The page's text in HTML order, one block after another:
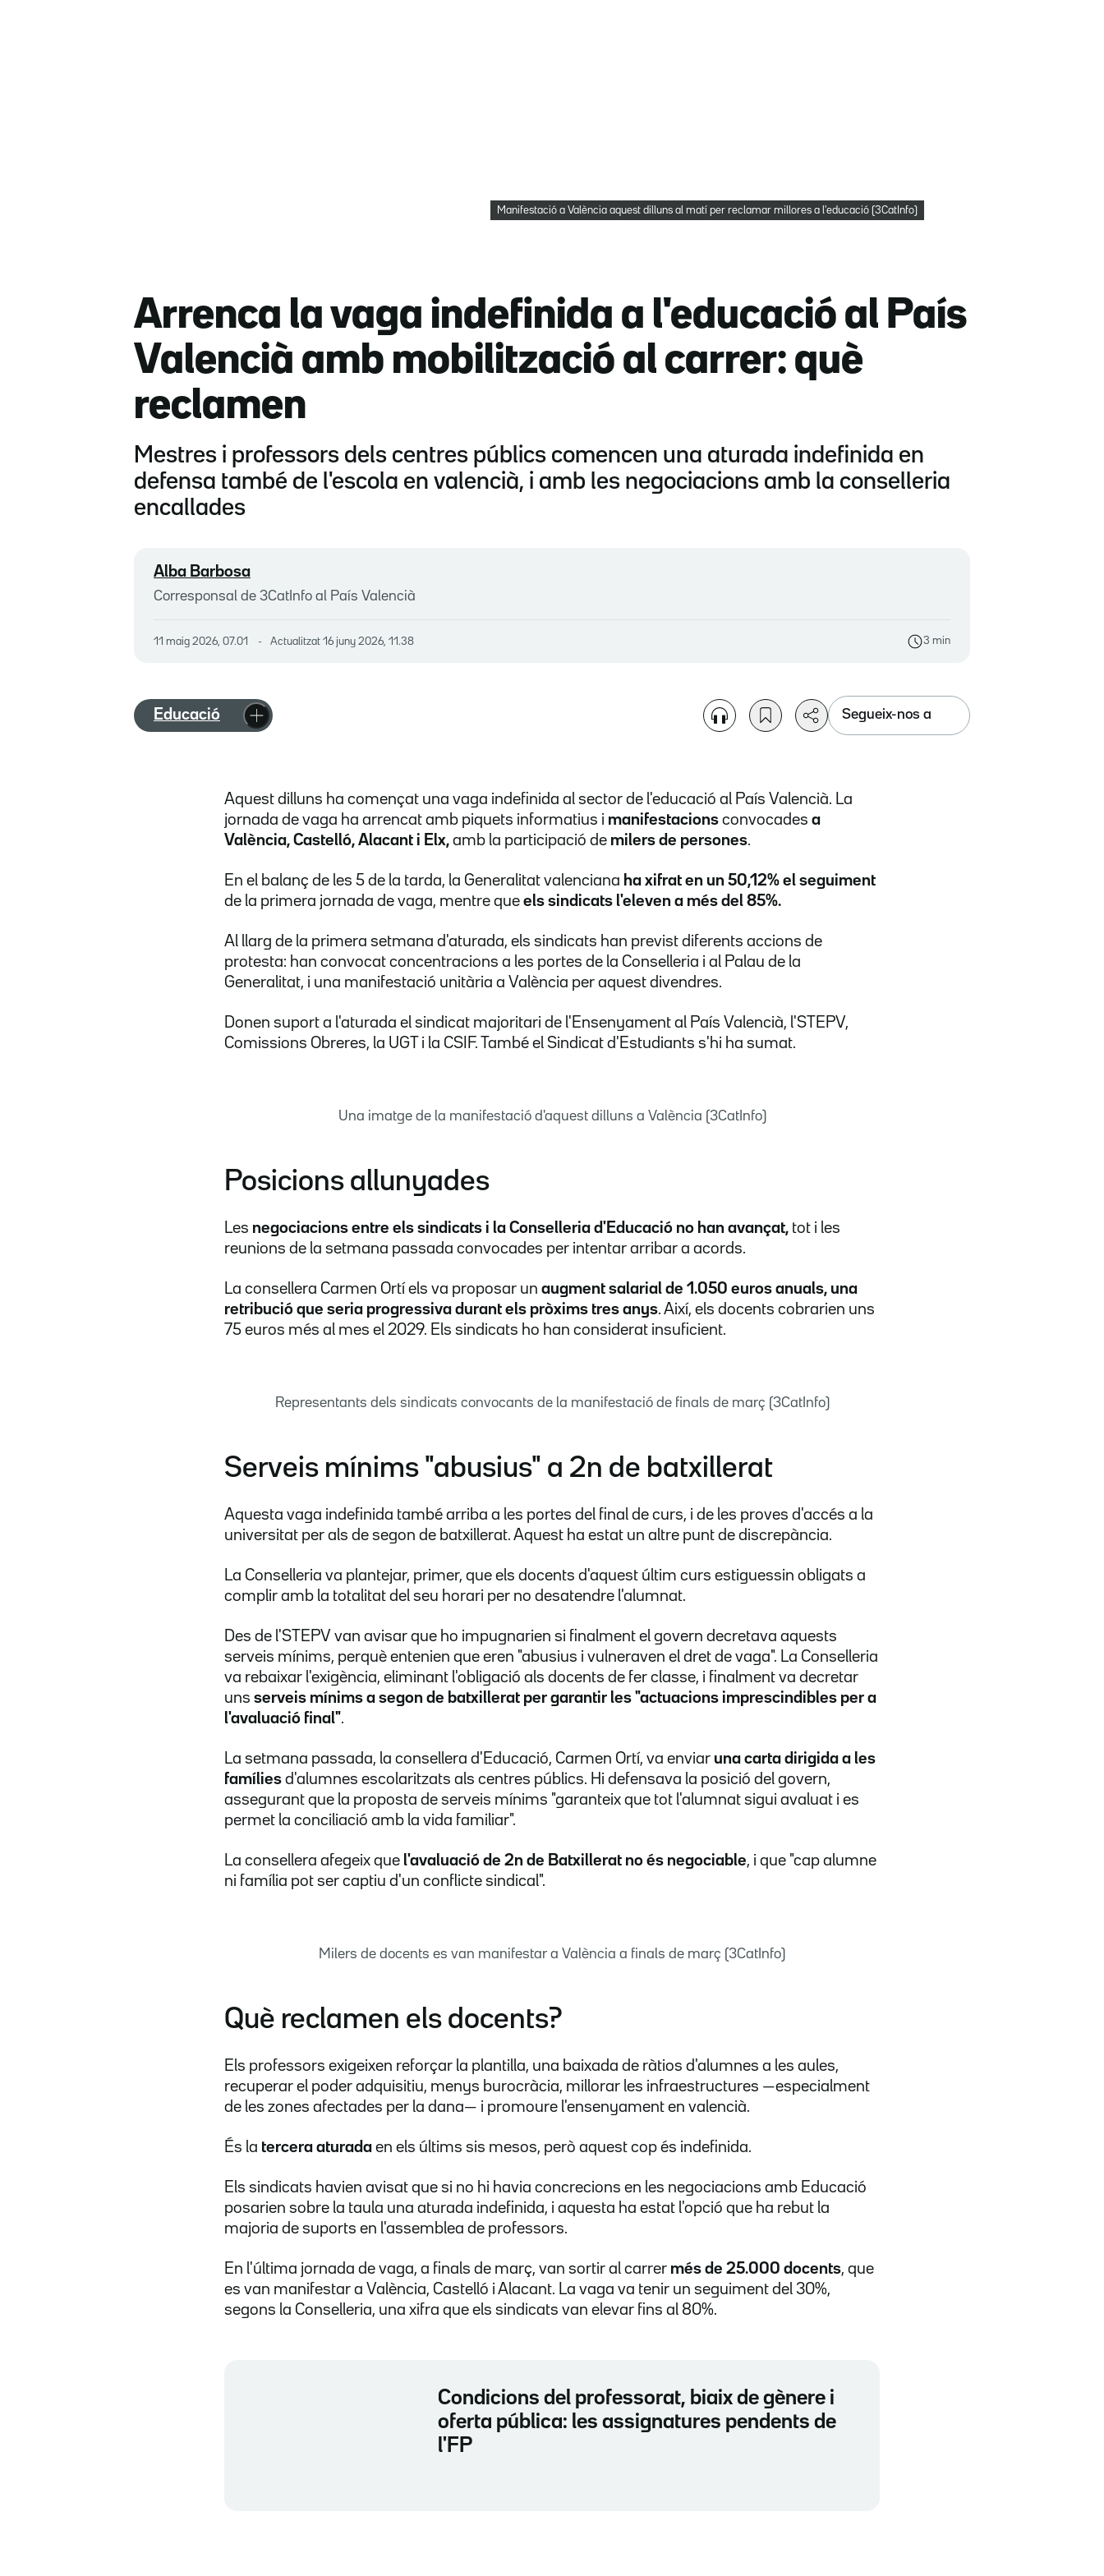
Manifestació a València aquest dilluns al matí per reclamar millores a l'educació (3CatInfo)
Arrenca la vaga indefinida a l'educació al País
Valencià amb mobilització al carrer: què
reclamen
Mestres i professors dels centres públics comencen una aturada indefinida en
defensa també de l'escola en valencià, i amb les negociacions amb la conselleria
encallades
Alba Barbosa
Corresponsal de 3CatInfo al País Valencià
11 maig 2026, 07.01 Actualitzat 16 juny 2026, 11.38 3 min
Educació Segueix-nos a
Aquest dilluns ha començat una vaga indefinida al sector de l'educació al País Valencià. La
jornada de vaga ha arrencat amb piquets informatius i manifestacions convocades a
València, Castelló, Alacant i Elx, amb la participació de milers de persones.
En el balanç de les 5 de la tarda, la Generalitat valenciana ha xifrat en un 50,12% el seguiment
de la primera jornada de vaga, mentre que els sindicats l'eleven a més del 85%.
Al llarg de la primera setmana d'aturada, els sindicats han previst diferents accions de
protesta: han convocat concentracions a les portes de la Conselleria i al Palau de la
Generalitat, i una manifestació unitària a València per aquest divendres.
Donen suport a l'aturada el sindicat majoritari de l'Ensenyament al País Valencià, l'STEPV,
Comissions Obreres, la UGT i la CSIF. També el Sindicat d'Estudiants s'hi ha sumat.
Una imatge de la manifestació d'aquest dilluns a València (3CatInfo)
Posicions allunyades
Les negociacions entre els sindicats i la Conselleria d'Educació no han avançat, tot i les
reunions de la setmana passada convocades per intentar arribar a acords.
La consellera Carmen Ortí els va proposar un augment salarial de 1.050 euros anuals, una
retribució que seria progressiva durant els pròxims tres anys. Així, els docents cobrarien uns
75 euros més al mes el 2029. Els sindicats ho han considerat insuficient.
Representants dels sindicats convocants de la manifestació de finals de març (3CatInfo)
Serveis mínims "abusius" a 2n de batxillerat
Aquesta vaga indefinida també arriba a les portes del final de curs, i de les proves d'accés a la
universitat per als de segon de batxillerat. Aquest ha estat un altre punt de discrepància.
La Conselleria va plantejar, primer, que els docents d'aquest últim curs estiguessin obligats a
complir amb la totalitat del seu horari per no desatendre l'alumnat.
Des de l'STEPV van avisar que ho impugnarien si finalment el govern decretava aquests
serveis mínims, perquè entenien que eren "abusius i vulneraven el dret de vaga". La Conselleria
va rebaixar l'exigència, eliminant l'obligació als docents de fer classe, i finalment va decretar
uns serveis mínims a segon de batxillerat per garantir les "actuacions imprescindibles per a
l'avaluació final".
La setmana passada, la consellera d'Educació, Carmen Ortí, va enviar una carta dirigida a les
famílies d'alumnes escolaritzats als centres públics. Hi defensava la posició del govern,
assegurant que la proposta de serveis mínims "garanteix que tot l'alumnat sigui avaluat i es
permet la conciliació amb la vida familiar".
La consellera afegeix que l'avaluació de 2n de Batxillerat no és negociable, i que "cap alumne
ni família pot ser captiu d'un conflicte sindical".
Milers de docents es van manifestar a València a finals de març (3CatInfo)
Què reclamen els docents?
Els professors exigeixen reforçar la plantilla, una baixada de ràtios d'alumnes a les aules,
recuperar el poder adquisitiu, menys burocràcia, millorar les infraestructures —especialment
de les zones afectades per la dana— i promoure l'ensenyament en valencià.
És la tercera aturada en els últims sis mesos, però aquest cop és indefinida.
Els sindicats havien avisat que si no hi havia concrecions en les negociacions amb Educació
posarien sobre la taula una aturada indefinida, i aquesta ha estat l'opció que ha rebut la
majoria de suports en l'assemblea de professors.
En l'última jornada de vaga, a finals de març, van sortir al carrer més de 25.000 docents, que
es van manifestar a València, Castelló i Alacant. La vaga va tenir un seguiment del 30%,
segons la Conselleria, una xifra que els sindicats van elevar fins al 80%.
Condicions del professorat, biaix de gènere i
oferta pública: les assignatures pendents de
l'FP